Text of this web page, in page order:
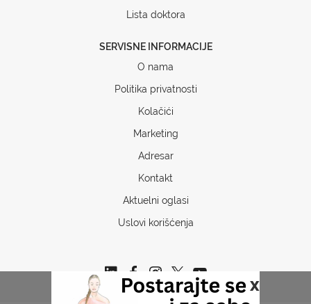
x
Lista doktora
SERVISNE INFORMACIJE
O nama
Politika privatnosti
Kolačići
Marketing
Adresar
Kontakt
Aktuelni oglasi
Uslovi korišćenja